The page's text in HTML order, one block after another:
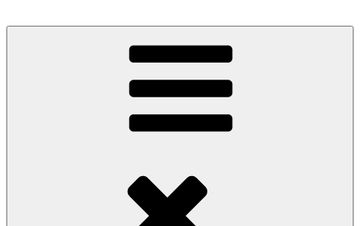
COUNTRYHOME
Wo die (Country-) Musik Zuhause ist